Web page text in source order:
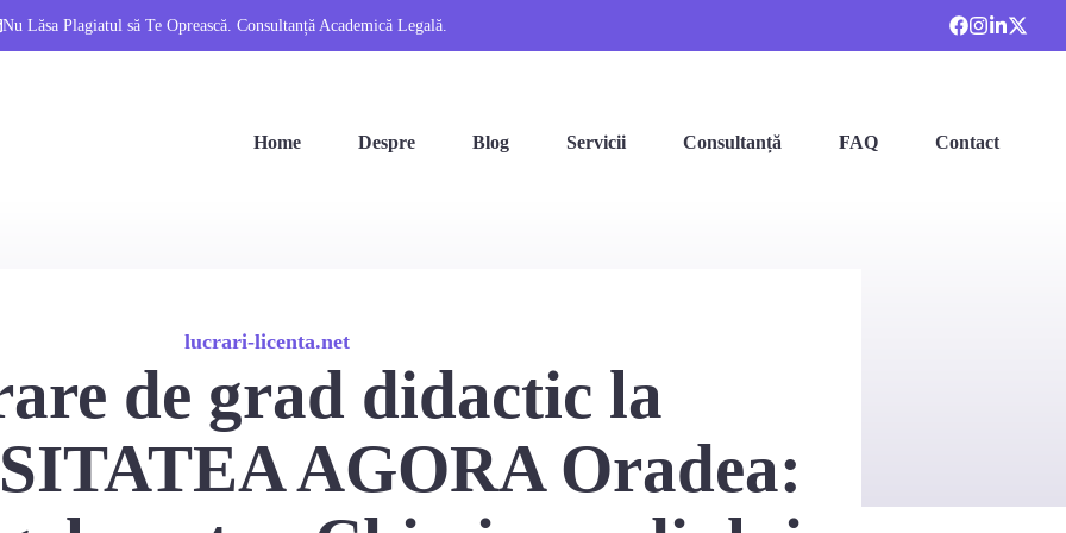
Nu Lăsa Plagiatul să Te Oprească. Consultanță Academică Legală.
Home Despre Blog Servicii Consultanță FAQ Contact
lucrari-licenta.net
de grad didactic la
AGORA Oradea: